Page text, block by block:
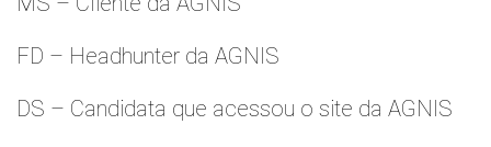
FD – Headhunter da AGNIS
DS – Candidata que acessou o site da AGNIS